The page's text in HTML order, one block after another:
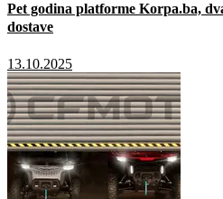
Pet godina platforme Korpa.ba,
dostave
13.10.2025